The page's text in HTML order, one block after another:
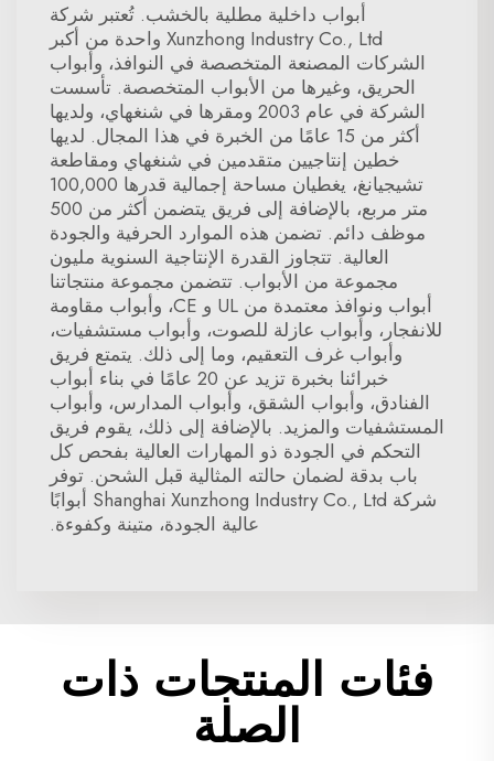
أبواب داخلية مطلية بالخشب. تُعتبر شركة
Xunzhong Industry Co., Ltd واحدة من أكبر
الشركات المصنعة المتخصصة في النوافذ، وأبواب
الحريق، وغيرها من الأبواب المتخصصة. تأسست
الشركة في عام 2003 ومقرها في شنغهاي، ولديها
أكثر من 15 عامًا من الخبرة في هذا المجال. لديها
خطين إنتاجيين متقدمين في شنغهاي ومقاطعة
تشيجيانغ، يغطيان مساحة إجمالية قدرها 100,000
متر مربع، بالإضافة إلى فريق يتضمن أكثر من 500
موظف دائم. تضمن هذه الموارد الحرفية والجودة
العالية. تتجاوز القدرة الإنتاجية السنوية مليون
مجموعة من الأبواب. تتضمن مجموعة منتجاتنا
أبواب ونوافذ معتمدة من UL و CE، وأبواب مقاومة
للانفجار، وأبواب عازلة للصوت، وأبواب مستشفيات،
وأبواب غرف التعقيم، وما إلى ذلك. يتمتع فريق
خبرائنا بخبرة تزيد عن 20 عامًا في بناء أبواب
الفنادق، وأبواب الشقق، وأبواب المدارس، وأبواب
المستشفيات والمزيد. بالإضافة إلى ذلك، يقوم فريق
التحكم في الجودة ذو المهارات العالية بفحص كل
باب بدقة لضمان حالته المثالية قبل الشحن. توفر
شركة Shanghai Xunzhong Industry Co., Ltd أبوابًا
عالية الجودة، متينة وكفوءة.
فئات المنتجات ذات
الصلة